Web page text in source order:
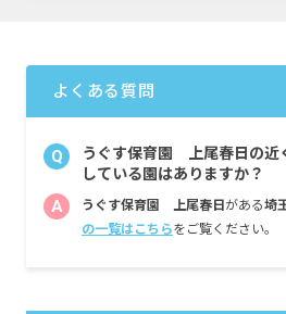
2年目 3,468,000円
3年目 3,856,000円
よくある質問
Q
うぐす保育園 上尾春日の近
している園はありますか？
A うぐす保育園 上尾春日がある埼
の一覧はこちらをご覧ください。